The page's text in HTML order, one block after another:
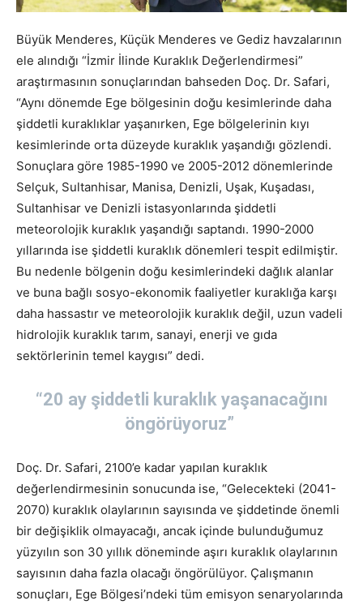
Büyük Menderes, Küçük Menderes ve Gediz havzalarının
ele alındığı “İzmir İlinde Kuraklık Değerlendirmesi”
araştırmasının sonuçlarından bahseden Doç. Dr. Safari,
“Aynı dönemde Ege bölgesinin doğu kesimlerinde daha
şiddetli kuraklıklar yaşanırken, Ege bölgelerinin kıyı
kesimlerinde orta düzeyde kuraklık yaşandığı gözlendi.
Sonuçlara göre 1985-1990 ve 2005-2012 dönemlerinde
Selçuk, Sultanhisar, Manisa, Denizli, Uşak, Kuşadası,
Sultanhisar ve Denizli istasyonlarında şiddetli
meteorolojik kuraklık yaşandığı saptandı. 1990-2000
yıllarında ise şiddetli kuraklık dönemleri tespit edilmiştir.
Bu nedenle bölgenin doğu kesimlerindeki dağlık alanlar
ve buna bağlı sosyo-ekonomik faaliyetler kuraklığa karşı
daha hassastır ve meteorolojik kuraklık değil, uzun vadeli
hidrolojik kuraklık tarım, sanayi, enerji ve gıda
sektörlerinin temel kaygısı” dedi.
“20 ay şiddetli kuraklık yaşanacağını
öngörüyoruz”
Doç. Dr. Safari, 2100’e kadar yapılan kuraklık
değerlendirmesinin sonucunda ise, “Gelecekteki (2041-
2070) kuraklık olaylarının sayısında ve şiddetinde önemli
bir değişiklik olmayacağı, ancak içinde bulunduğumuz
yüzyılın son 30 yıllık döneminde aşırı kuraklık olaylarının
sayısının daha fazla olacağı öngörülüyor. Çalışmanın
sonuçları, Ege Bölgesi’ndeki tüm emisyon senaryolarında